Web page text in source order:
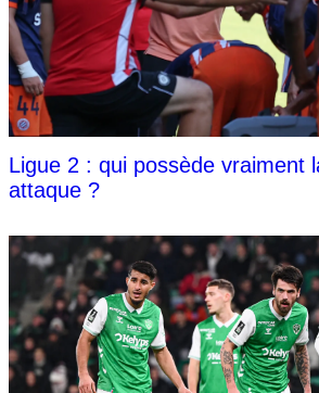
Ligue 2 : qui possède vraiment
attaque ?